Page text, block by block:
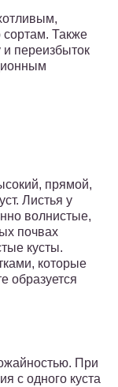
Также
и переизбыток
прямой,
Листья у
волнистые,
почвах
кусты.
которые
образуется
При
с одного куста